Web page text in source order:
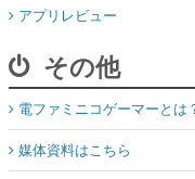
アプリレビュー
その他
電ファミニコゲーマーとは
媒体資料はこちら